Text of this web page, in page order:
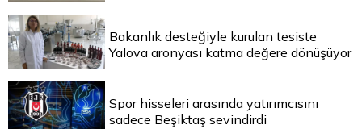
Bakanlık desteğiyle kurulan tesiste
Yalova aronyası katma değere dönüşüyor
Spor hisseleri arasında yatırımcısını
sadece Beşiktaş sevindirdi